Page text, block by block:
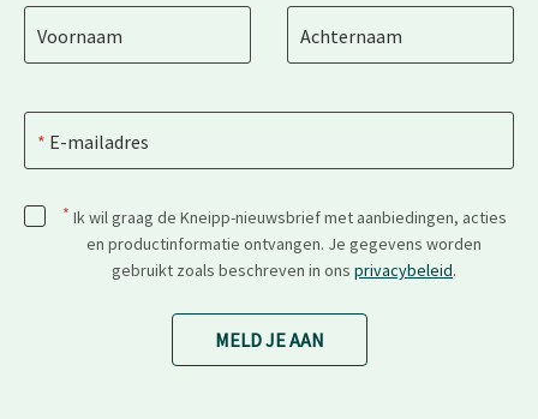
Voornaam Achternaam
E-mailadres
* Ik wil graag de Kneipp-nieuwsbrief met aanbiedingen, acties
en productinformatie ontvangen. Je gegevens worden
gebruikt zoals beschreven in ons privacybeleid.
MELD JE AAN